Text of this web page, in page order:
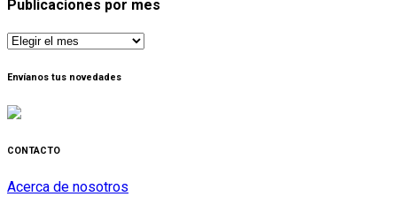
Publicaciones por mes
Publicaciones
mes
Envíanos tus novedades
CONTACTO
Acerca de nosotros